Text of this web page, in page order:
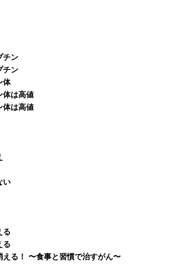
ン
ン
体
体は高値
体は高値
い
る
る
る！ 〜食事と習慣で治すがん〜